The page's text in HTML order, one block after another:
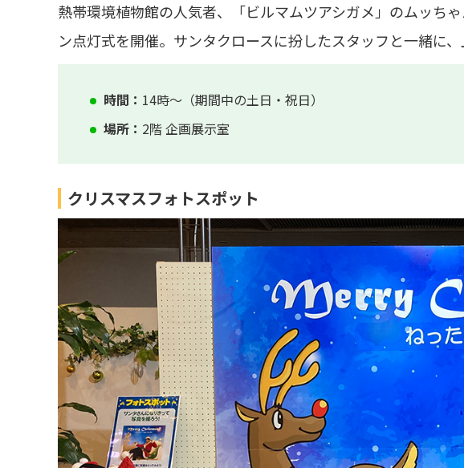
熱帯環境植物館の人気者、「ビルマムツアシガメ」のムッち
ン点灯式を開催。サンタクロースに扮したスタッフと一緒に
時間： 14時～（期間中の土日・祝日）
場所： 2階 企画展示室
クリスマスフォトスポット